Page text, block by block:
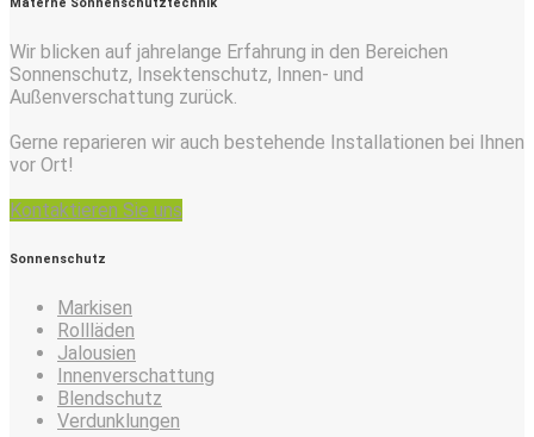
Wir blicken auf jahrelange Erfahrung in den Bereichen
Sonnenschutz, Insektenschutz, Innen- und
Außenverschattung zurück.
Gerne reparieren wir auch bestehende Installationen bei Ihnen
vor Ort!
Kontaktieren Sie uns
Sonnenschutz
Markisen
Rollläden
Jalousien
Innenverschattung
Blendschutz
Verdunklungen